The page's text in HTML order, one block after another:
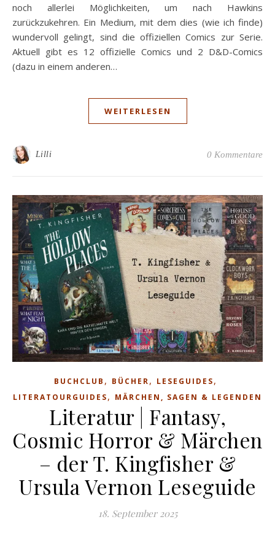
noch allerlei Möglichkeiten, um nach Hawkins
zurückzukehren. Ein Medium, mit dem dies (wie ich finde)
wundervoll gelingt, sind die offiziellen Comics zur Serie.
Aktuell gibt es 12 offizielle Comics und 2 D&D-Comics
(dazu in einem anderen…
WEITERLESEN
Lilli 0 Kommentare
BUCHCLUB , BÜCHER, LESEGUIDES,
LITERATOURGUIDES, MÄRCHEN, SAGEN & LEGENDEN
Literatur | Fantasy,
Cosmic Horror & Märchen
– der T. Kingfisher &
Ursula Vernon Leseguide
18. September 2025